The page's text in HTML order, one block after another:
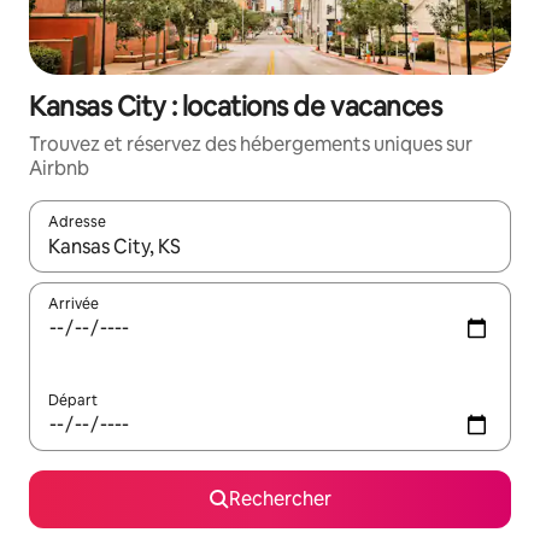
Kansas City : locations de vacances
Trouvez et réservez des hébergements uniques sur
Airbnb
Adresse
Lorsque les résultats s'affichent, utilisez les flèches vers le
Arrivée
Départ
Rechercher